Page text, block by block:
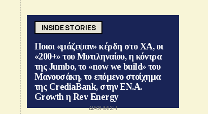
INSIDE STORIES
Ποιοι «μάζεψαν» κέρδη στο ΧΑ, οι
«200+» του Μυτιληναίου, η κόντρα
της Jumbo, το «now we build» του
Μανουσάκη, το επόμενο στοίχημα
της CrediaBank, στην ΕΝ.Α.
Growth η Rev Energy